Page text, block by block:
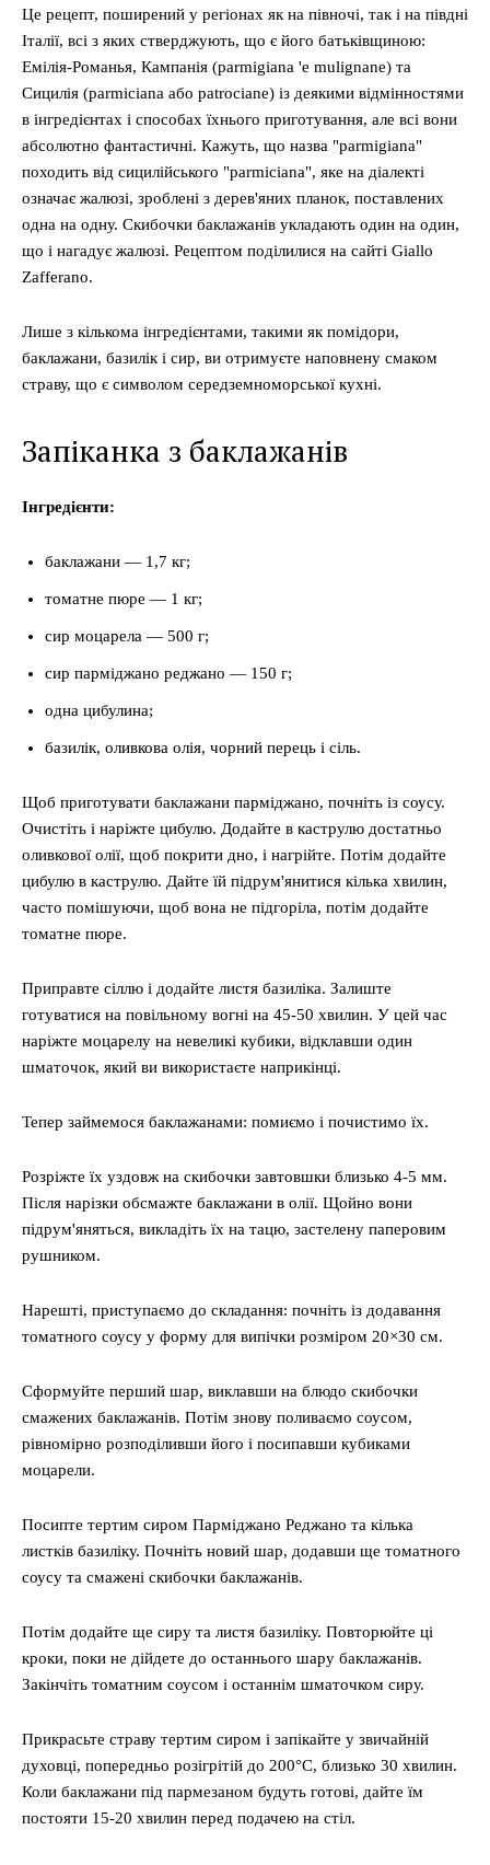
Це рецепт, поширений у регіонах як на півночі, так і на півдні
Італії, всі з яких стверджують, що є його батьківщиною:
Емілія-Романья, Кампанія (parmigiana 'e mulignane) та
Сицилія (parmiciana або patrociane) із деякими відмінностями
в інгредієнтах і способах їхнього приготування, але всі вони
абсолютно фантастичні. Кажуть, що назва "parmigiana"
походить від сицилійського "parmiciana", яке на діалекті
означає жалюзі, зроблені з дерев'яних планок, поставлених
одна на одну. Скибочки баклажанів укладають один на один,
що і нагадує жалюзі. Рецептом поділилися на сайті Giallo
Zafferano.
Лише з кількома інгредієнтами, такими як помідори,
баклажани, базилік і сир, ви отримуєте наповнену смаком
страву, що є символом середземноморської кухні.
Запіканка з баклажанів
Інгредієнти:
баклажани — 1,7 кг;
томатне пюре — 1 кг;
сир моцарела — 500 г;
сир парміджано реджано — 150 г;
одна цибулина;
базилік, оливкова олія, чорний перець і сіль.
Щоб приготувати баклажани парміджано, почніть із соусу.
Очистіть і наріжте цибулю. Додайте в каструлю достатньо
оливкової олії, щоб покрити дно, і нагрійте. Потім додайте
цибулю в каструлю. Дайте їй підрум'янитися кілька хвилин,
часто помішуючи, щоб вона не підгоріла, потім додайте
томатне пюре.
Приправте сіллю і додайте листя базиліка. Залиште
готуватися на повільному вогні на 45-50 хвилин. У цей час
наріжте моцарелу на невеликі кубики, відклавши один
шматочок, який ви використаєте наприкінці.
Тепер займемося баклажанами: помиємо і почистимо їх.
Розріжте їх уздовж на скибочки завтовшки близько 4-5 мм.
Після нарізки обсмажте баклажани в олії. Щойно вони
підрум'яняться, викладіть їх на тацю, застелену паперовим
рушником.
Нарешті, приступаємо до складання: почніть із додавання
томатного соусу у форму для випічки розміром 20×30 см.
Сформуйте перший шар, виклавши на блюдо скибочки
смажених баклажанів. Потім знову поливаємо соусом,
рівномірно розподіливши його і посипавши кубиками
моцарели.
Посипте тертим сиром Парміджано Реджано та кілька
листків базиліку. Почніть новий шар, додавши ще томатного
соусу та смажені скибочки баклажанів.
Потім додайте ще сиру та листя базиліку. Повторюйте ці
кроки, поки не дійдете до останнього шару баклажанів.
Закінчіть томатним соусом і останнім шматочком сиру.
Прикрасьте страву тертим сиром і запікайте у звичайній
духовці, попередньо розігрітій до 200°C, близько 30 хвилин.
Коли баклажани під пармезаном будуть готові, дайте їм
постояти 15-20 хвилин перед подачею на стіл.